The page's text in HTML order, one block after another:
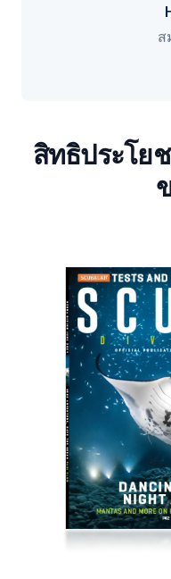
ส
สิทธิประโย